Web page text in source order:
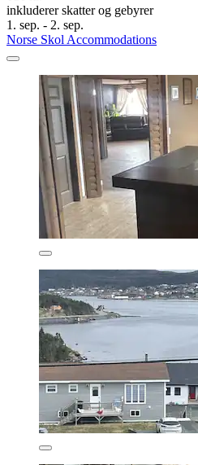
inkluderer skatter og gebyrer
1. sep. - 2. sep.
Norse Skol Accommodations